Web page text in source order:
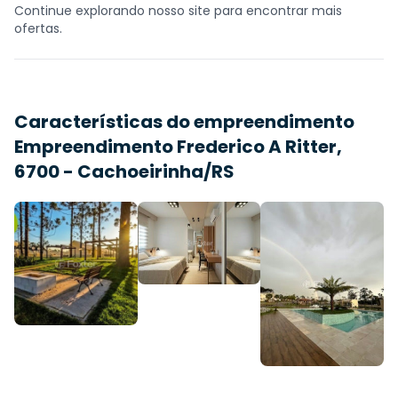
Continue explorando nosso site para encontrar mais
ofertas.
Características do empreendimento
Empreendimento Frederico A Ritter,
6700 - Cachoeirinha/RS